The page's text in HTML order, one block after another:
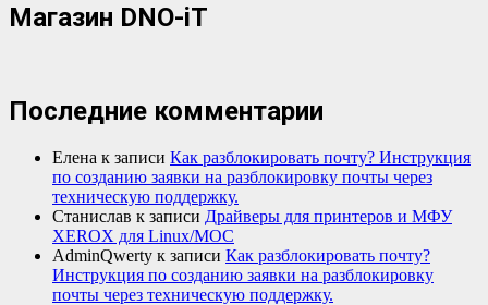
Магазин DNO-iT
Последние комментарии
Елена к записи Как разблокировать почту? Инструкция
по созданию заявки на разблокировку почты через
техническую поддержку.
Станислав к записи Драйверы для принтеров и МФУ
XEROX для Linux/МОС
AdminQwerty к записи Как разблокировать почту?
Инструкция по созданию заявки на разблокировку
почты через техническую поддержку.